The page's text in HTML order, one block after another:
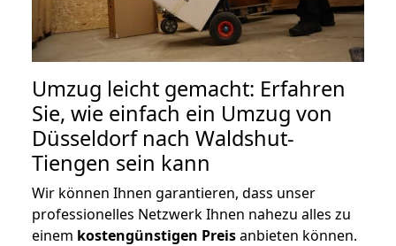
Umzug leicht gemacht: Erfahren
Sie, wie einfach ein Umzug von
Düsseldorf nach Waldshut-
Tiengen sein kann
Wir können Ihnen garantieren, dass unser
professionelles Netzwerk Ihnen nahezu alles zu
einem kostengünstigen Preisanbieten können.